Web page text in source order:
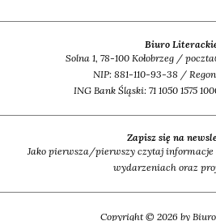
Biuro
Solna 1, 78-100 Kołobrzeg /
NIP: 881-110-93-38 /
ING Bank Śląski: 71 1050 1575
Zapisz się na
Jako pierwsza/pierwszy czytaj informacje
wydarzeniach oraz
Copyright © 2026 by